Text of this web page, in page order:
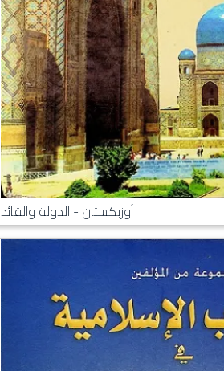
أوزبكستان - الدولة والقائد